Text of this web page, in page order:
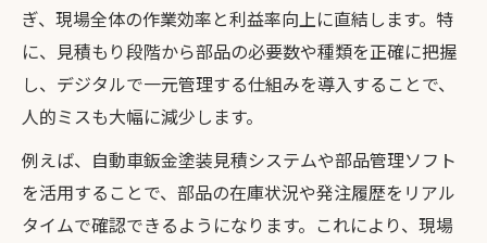
ぎ、現場全体の作業効率と利益率向上に直結します。特
に、見積もり段階から部品の必要数や種類を正確に把握
し、デジタルで一元管理する仕組みを導入することで、
人的ミスも大幅に減少します。
例えば、自動車鈑金塗装見積システムや部品管理ソフト
を活用することで、部品の在庫状況や発注履歴をリアル
タイムで確認できるようになります。これにより、現場